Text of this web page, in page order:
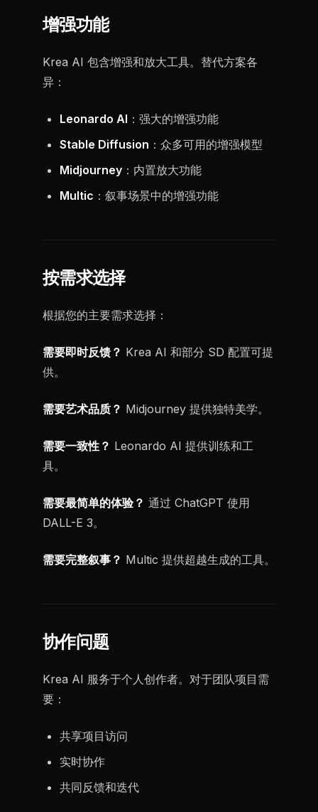
增强功能
Krea AI 包含增强和放大工具。替代方案各
异：
Leonardo AI ：强大的增强功能
Stable Diffusion ：众多可用的增强模型
Midjourney ：内置放大功能
Multic ：叙事场景中的增强功能
按需求选择
根据您的主要需求选择：
需要即时反馈？ Krea AI 和部分 SD 配置可提
供。
需要艺术品质？ Midjourney 提供独特美学。
需要一致性？ Leonardo AI 提供训练和工
具。
需要最简单的体验？ 通过 ChatGPT 使用
DALL-E 3。
需要完整叙事？ Multic 提供超越生成的工具。
协作问题
Krea AI 服务于个人创作者。对于团队项目需
要：
共享项目访问
实时协作
共同反馈和迭代